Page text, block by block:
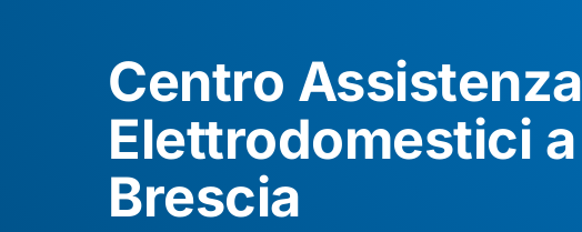
Centro Assistenza
Elettrodomestici a
Brescia